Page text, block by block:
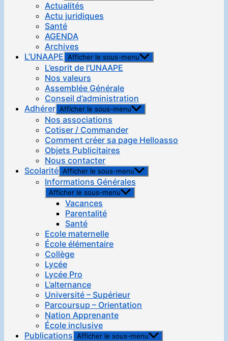
Actualités
Actu juridiques
Santé
AGENDA
Archives
L’UNAAPE Afficher le sous-menu
L’esprit de l’UNAAPE
Nos valeurs
Assemblée Générale
Conseil d’administration
Adhérer Afficher le sous-menu
Nos associations
Cotiser / Commander
Comment créer sa page Helloasso
Objets Publicitaires
Nous contacter
Scolarité Afficher le sous-menu
Informations Générales
Afficher le sous-menu
Vacances
Parentalité
Santé
Ecole maternelle
École élémentaire
Collège
Lycée
Lycée Pro
L’alternance
Université – Supérieur
Parcoursup – Orientation
Nation Apprenante
École inclusive
Publications Afficher le sous-menu